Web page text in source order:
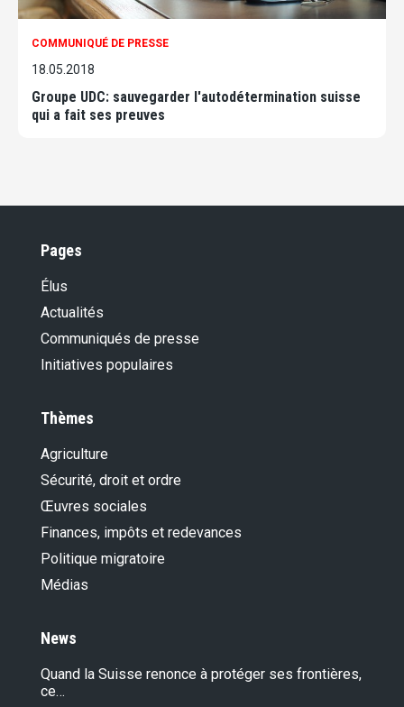
COMMUNIQUÉ DE PRESSE
18.05.2018
Groupe UDC: sauvegarder l'autodétermination suisse
qui a fait ses preuves
Pages
Élus
Actualités
Communiqués de presse
Initiatives populaires
Thèmes
Agriculture
Sécurité, droit et ordre
Œuvres sociales
Finances, impôts et redevances
Politique migratoire
Médias
News
Quand la Suisse renonce à protéger ses frontières,
ce…